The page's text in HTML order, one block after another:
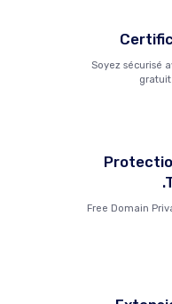
Soyez sécurisé
gratuit
Free Domain